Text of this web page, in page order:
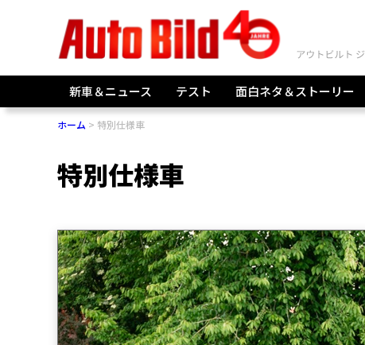
新車＆ニュース テスト 面白ネタ＆ストーリー
ホーム 特別仕様車
特別仕様車